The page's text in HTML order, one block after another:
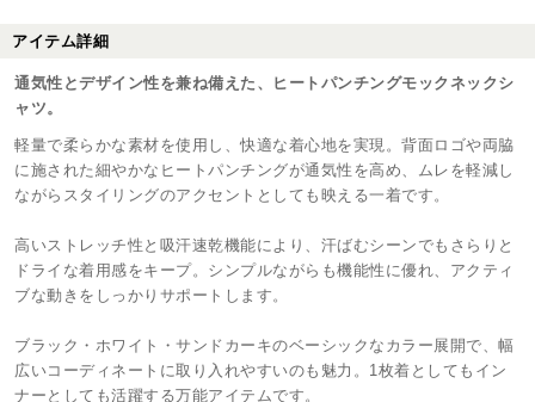
アイテム詳細
通気性とデザイン性を兼ね備えた、ヒートパンチングモックネックシ
ャツ。
軽量で柔らかな素材を使用し、快適な着心地を実現。背面ロゴや両脇
に施された細やかなヒートパンチングが通気性を高め、ムレを軽減し
ながらスタイリングのアクセントとしても映える一着です。
高いストレッチ性と吸汗速乾機能により、汗ばむシーンでもさらりと
ドライな着用感をキープ。シンプルながらも機能性に優れ、アクティ
ブな動きをしっかりサポートします。
ブラック・ホワイト・サンドカーキのベーシックなカラー展開で、幅
広いコーディネートに取り入れやすいのも魅力。1枚着としてもイン
ナーとしても活躍する万能アイテムです。